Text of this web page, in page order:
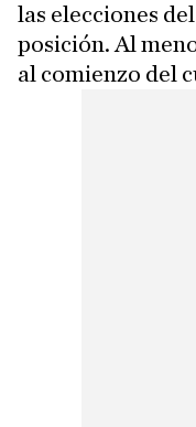
las elecciones
posición. Al
al comienzo del